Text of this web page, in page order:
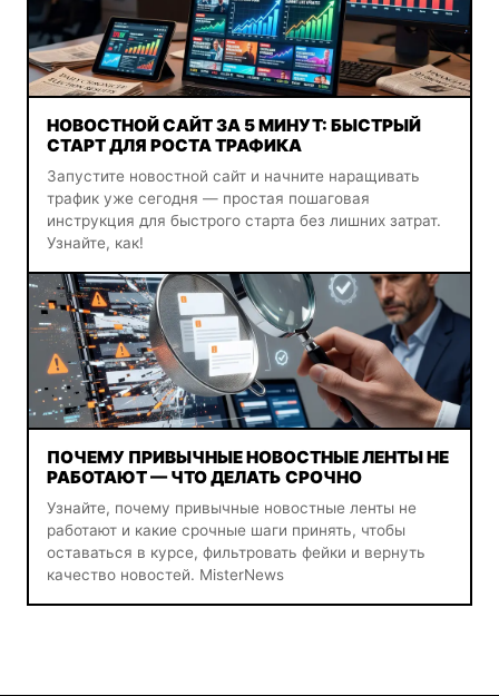
НОВОСТНОЙ САЙТ ЗА 5 МИНУТ: БЫСТРЫЙ
СТАРТ ДЛЯ РОСТА ТРАФИКА
Запустите новостной сайт и начните наращивать
трафик уже сегодня — простая пошаговая
инструкция для быстрого старта без лишних затрат.
Узнайте, как!
ПОЧЕМУ ПРИВЫЧНЫЕ НОВОСТНЫЕ ЛЕНТЫ НЕ
РАБОТАЮТ — ЧТО ДЕЛАТЬ СРОЧНО
Узнайте, почему привычные новостные ленты не
работают и какие срочные шаги принять, чтобы
оставаться в курсе, фильтровать фейки и вернуть
качество новостей. MisterNews